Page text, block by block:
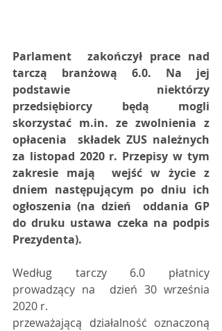
Parlament  zakończył prace nad
tarczą branżową 6.0. Na jej
podstawie niektórzy
przedsiębiorcy będą mogli
skorzystać m.in. ze zwolnienia z
opłacenia  składek ZUS należnych
za listopad 2020 r. Przepisy w tym
zakresie mają  wejść w życie z
dniem następującym po dniu ich
ogłoszenia (na dzień  oddania GP
do druku ustawa czeka na podpis
Prezydenta).
Według tarczy 6.0 płatnicy
prowadzący na  dzień 30 września
2020 r.
przeważającą działalność oznaczoną